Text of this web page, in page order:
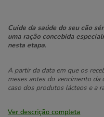
Cuide da saúde do seu cão
uma ração concebida
nesta etapa.
A partir da data em que os
meses antes do vencimento
caso dos produtos lácteos e a
Ver descrição completa